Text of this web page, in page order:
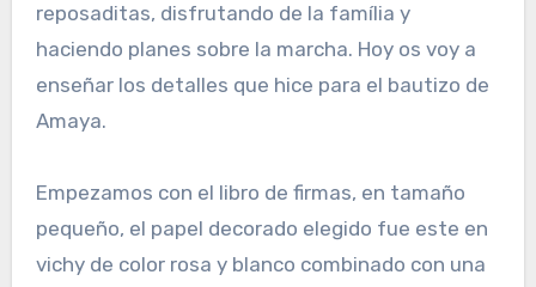
reposaditas, disfrutando de la família y
haciendo planes sobre la marcha. Hoy os voy a
enseñar los detalles que hice para el bautizo de
Amaya.
Empezamos con el libro de firmas, en tamaño
pequeño, el papel decorado elegido fue este en
vichy de color rosa y blanco combinado con una